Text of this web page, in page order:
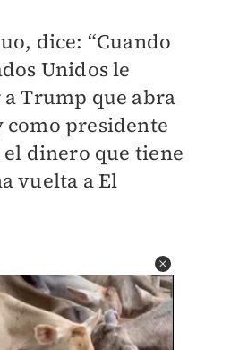
dice: “Cuando
Unidos le
Trump que abra
como presidente
el dinero que tiene
vuelta a El